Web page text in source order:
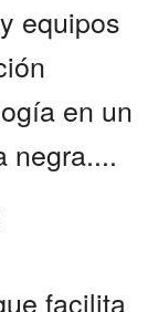
equipos
en un
negra....
facilita